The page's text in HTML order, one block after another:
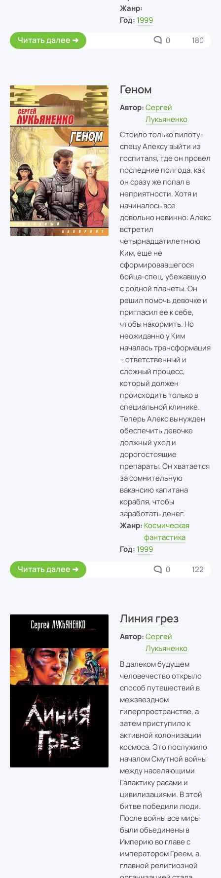
Жанр:
Год: 1999
Читать далее 0 180
Геном
Автор: Сергей
Лукьяненко
Стоило только пилоту-
спецу Алексу выйти из
госпиталя, где он провел
последние полгода, как
он сразу же попал в
неприятности. Хотя и
начиналось все
довольно невинно: Алекс
встретил
четырнадцатилетнюю
Ким, еще не
сформировавшегося
бойца-спец, убежавшую
с родной планеты. Он
решил помочь девочке и
пригласил ее к себе,
чтобы накормить. Но
неожиданно у Ким
началась трансформация
– ответственный и
сложный процесс,
который должен
происходить только в
специальной клинике.
Теперь Алекс вынужден
обеспечить девочке
должный уход и
дорогостоящие
препараты. Он хватается
за сомнительную
вакансию капитана
корабля, чтобы
заработать денег.
Жанр: Космическая
фантастика
Год: 1999
Читать далее 0 122
Линия грез
Автор: Сергей
Лукьяненко
В далеком будущем
человечество открыло
способ путешествий в
межзвездном
гиперпространстве, а
затем приступило к
активной колонизации
космоса. Это послужило
началом Смутной войны
между населяющими
Галактику расами и
цивилизациями. В этой
битве победили люди.
После войны все миры
были объединены в
Империю во главе с
императором Греем, а
главной религиозной